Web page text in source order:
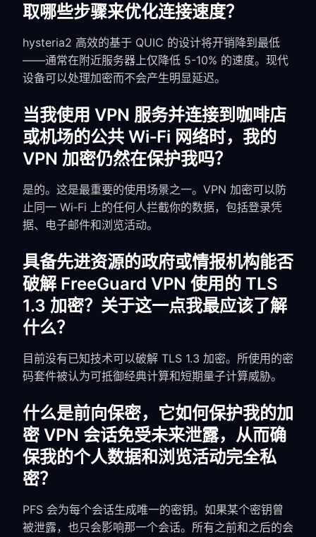
取哪些步骤来优化连接速度？
hysteria2 高效的基于 QUIC 的设计将开销降到最低
——通常在附近服务器上仅降低 5-10% 的速度。现代
设备可以处理加密而不会产生明显延迟。
当我使用 VPN 服务并连接到咖啡店
或机场的公共 Wi‑Fi 网络时，我的
VPN 加密仍然在保护我吗？
是的。这是最重要的使用场景之一。VPN 加密可以防
止同一 Wi‑Fi 上的任何人拦截你的数据，包括登录凭
据、电子邮件和浏览活动。
具备先进资源的政府或情报机构能否
破解 FreeGuard VPN 使用的 TLS
1.3 加密？关于这一点我最应该了解
什么？
目前没有已知技术可以破解 TLS 1.3 加密。所使用的密
码套件被认为可抵御经典计算和短期量子计算威胁。
什么是前向保密，它如何保护我的加
密 VPN 会话免受未来泄露，从而确
保我的个人数据和浏览活动完全私
密？
PFS 会为每个会话生成唯一的密钥。如果某个密钥曾
被泄露，也只会影响那一个会话。所有之前和之后的会